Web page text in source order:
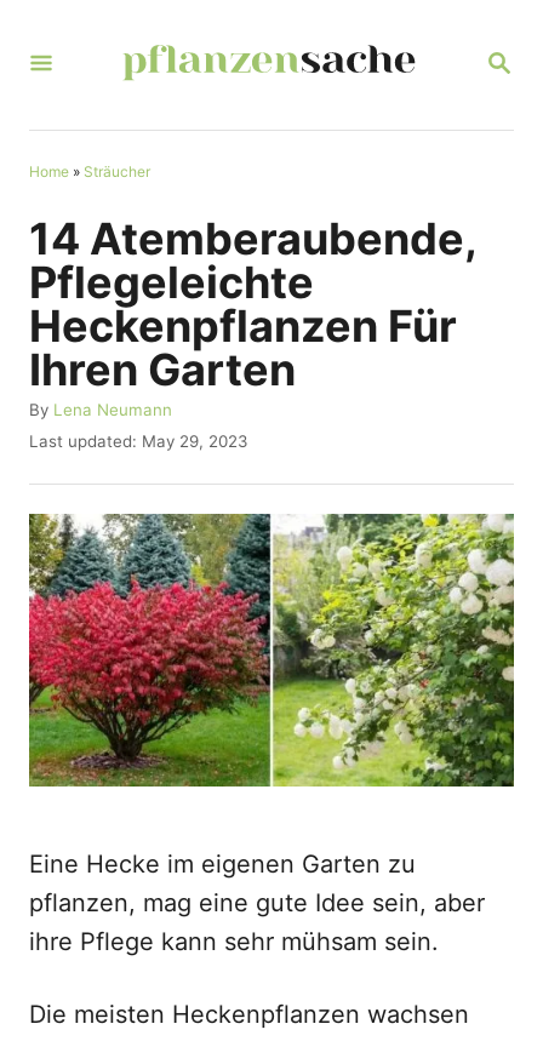
S
R
Home » Sträucher
14 Atemberaubende,
Pflegeleichte
Heckenpflanzen Für
Ihren Garten
By A
u
h
o
r
Lena Neumann
P
s
t
e
d
o
n
Last updated: May 29, 2023
Eine Hecke im eigenen Garten zu
pflanzen, mag eine gute Idee sein, aber
ihre Pflege kann sehr mühsam sein.
Die meisten Heckenpflanzen wachsen